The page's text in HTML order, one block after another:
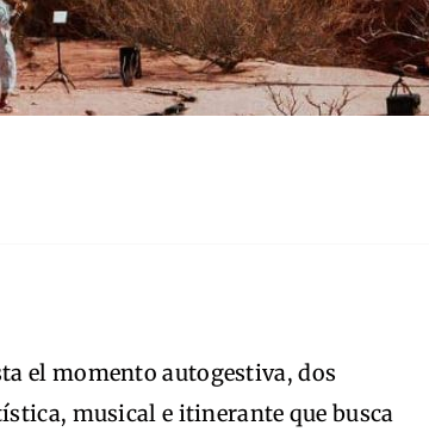
el momento autogestiva, dos
musical e itinerante que busca